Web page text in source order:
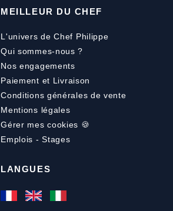
MEILLEUR DU CHEF
L'univers de Chef Philippe
Qui sommes-nous ?
Nos engagements
Paiement et Livraison
Conditions générales de vente
Mentions légales
Gérer mes cookies 🍪
Emplois - Stages
LANGUES